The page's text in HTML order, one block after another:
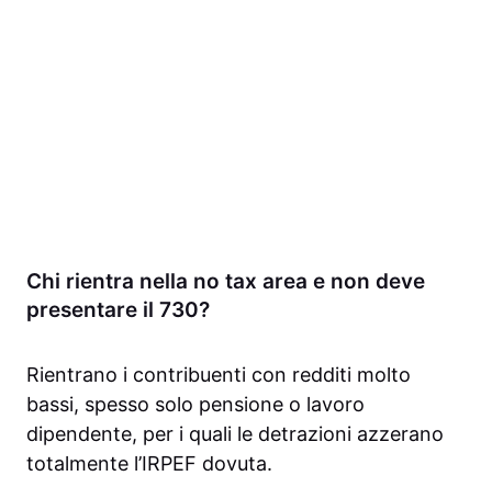
Chi rientra nella no tax area e non deve
presentare il 730?
Rientrano i contribuenti con redditi molto
bassi, spesso solo pensione o lavoro
dipendente, per i quali le detrazioni azzerano
totalmente l’IRPEF dovuta.